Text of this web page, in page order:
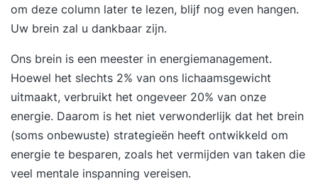
om deze column later te lezen, blijf nog even hangen.
Uw brein zal u dankbaar zijn.
Ons brein is een meester in energiemanagement.
Hoewel het slechts 2% van ons lichaamsgewicht
uitmaakt, verbruikt het ongeveer 20% van onze
energie. Daarom is het niet verwonderlijk dat het brein
(soms onbewuste) strategieën heeft ontwikkeld om
energie te besparen, zoals het vermijden van taken die
veel mentale inspanning vereisen.